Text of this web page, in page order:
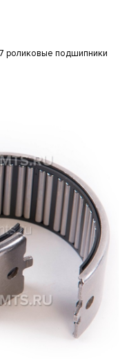
роликовые подшипники